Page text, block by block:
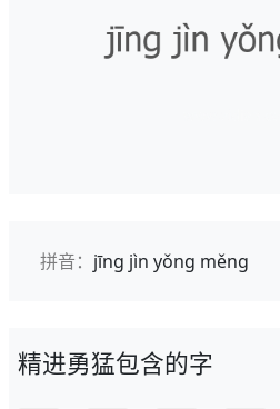
拼音： jīng jìn yǒng měng
精进勇猛包含的字